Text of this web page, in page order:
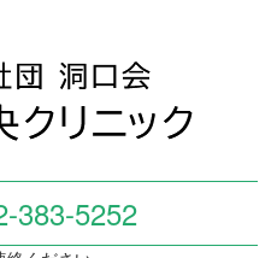
383-5252